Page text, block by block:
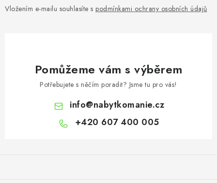
Vložením e-mailu souhlasíte s podmínkami ochrany osobních údajů
Pomůžeme vám s výběrem
Potřebujete s něčím poradit? Jsme tu pro vás!
info@nabytkomanie.cz
+420 607 400 005